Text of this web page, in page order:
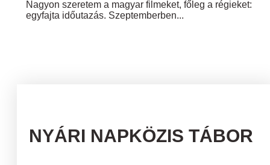
Nagyon szeretem a magyar filmeket, főleg a régieket:
egyfajta időutazás. Szeptemberben...
NYÁRI NAPKÖZIS TÁBOR